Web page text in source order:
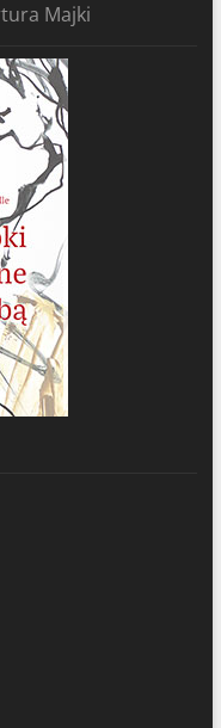
Majki